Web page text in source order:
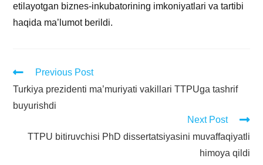
etilayotgan biznes-inkubatorining imkoniyatlari va tartibi
haqida ma’lumot berildi.
Previous Post
Turkiya prezidenti ma’muriyati vakillari TTPUga tashrif
buyurishdi
Next Post
TTPU bitiruvchisi PhD dissertatsiyasini muvaffaqiyatli
himoya qildi